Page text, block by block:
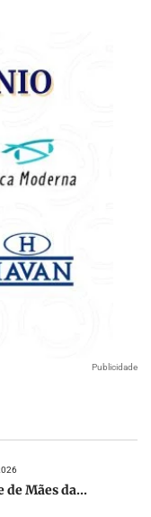
Publicidade
de Mães da...